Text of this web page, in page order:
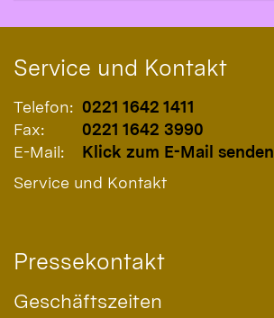
Service und Kontakt
Telefon: 0221 1642 1411
Fax:
0221 1642 3990
E-Mail:
Klick zum E-Mail senden
Service und Kontakt
Pressekontakt
Geschäftszeiten